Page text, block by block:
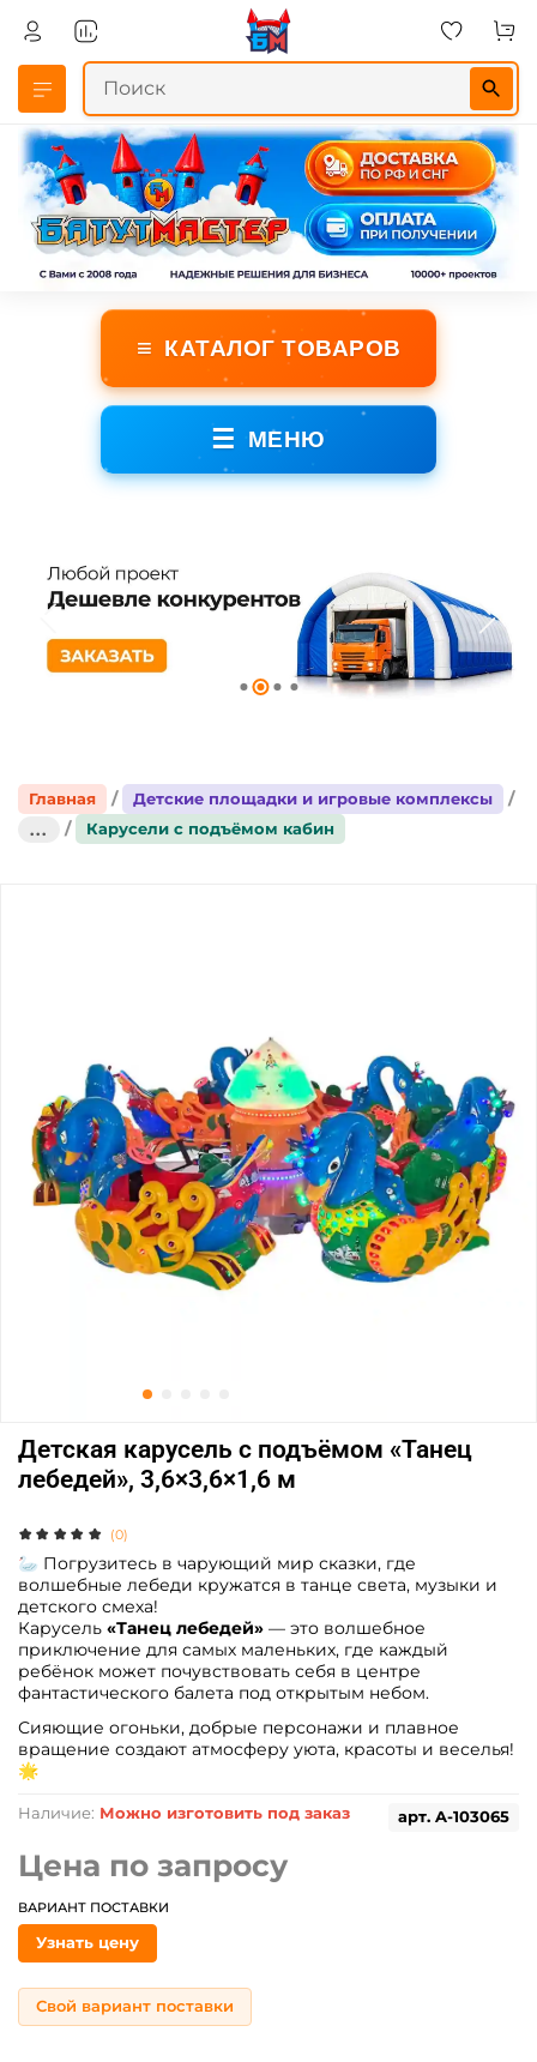
≡ КАТАЛОГ ТОВАРОВ
☰ МЕНЮ
Главная
Детские площадки и игровые комплексы
...
Карусели с подъёмом кабин
(0)
арт. A-103065
Наличие: Можно изготовить под заказ
Детская карусель с подъёмом «Танец
лебедей», 3,6×3,6×1,6 м
Цена по запросу
ВАРИАНТ ПОСТАВКИ
Узнать цену
Свой вариант поставки
🦢 Погрузитесь в чарующий мир сказки, где
волшебные лебеди кружатся в танце света, музыки и
детского смеха!
Карусель «Танец лебедей» — это волшебное
приключение для самых маленьких, где каждый
ребёнок может почувствовать себя в центре
фантастического балета под открытым небом.
Сияющие огоньки, добрые персонажи и плавное
вращение создают атмосферу уюта, красоты и веселья!
🌟